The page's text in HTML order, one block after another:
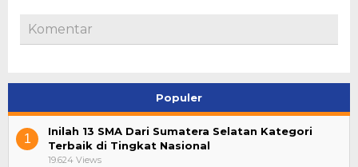
Komentar
Populer
1
Inilah 13 SMA Dari Sumatera Selatan Kategori
Terbaik di Tingkat Nasional
19.624 Views